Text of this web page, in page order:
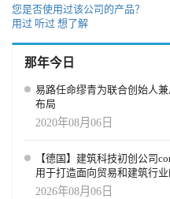
您是否使用过该公司的产品？
用过 听过 想了解
那年今日
易路任命缪青为联合创始人
布局
2020年08月06日
【德国】建筑科技初创公司
用于打造面向贸易和建筑行
2026年08月06日